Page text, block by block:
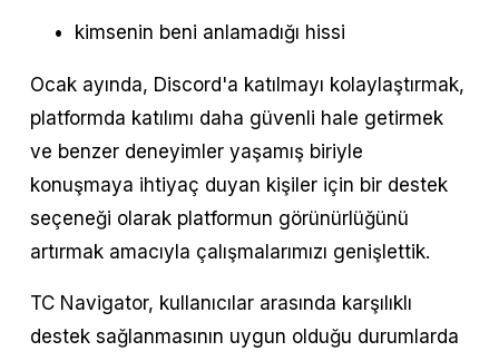
kimsenin beni anlamadığı hissi
Ocak ayında, Discord'a katılmayı kolaylaştırmak,
platformda katılımı daha güvenli hale getirmek
ve benzer deneyimler yaşamış biriyle
konuşmaya ihtiyaç duyan kişiler için bir destek
seçeneği olarak platformun görünürlüğünü
artırmak amacıyla çalışmalarımızı genişlettik.
TC Navigator, kullanıcılar arasında karşılıklı
destek sağlanmasının uygun olduğu durumlarda